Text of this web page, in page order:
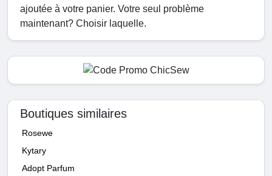
ajoutée à votre panier. Votre seul problème
maintenant? Choisir laquelle.
Boutiques similaires
Rosewe
Kytary
Adopt Parfum